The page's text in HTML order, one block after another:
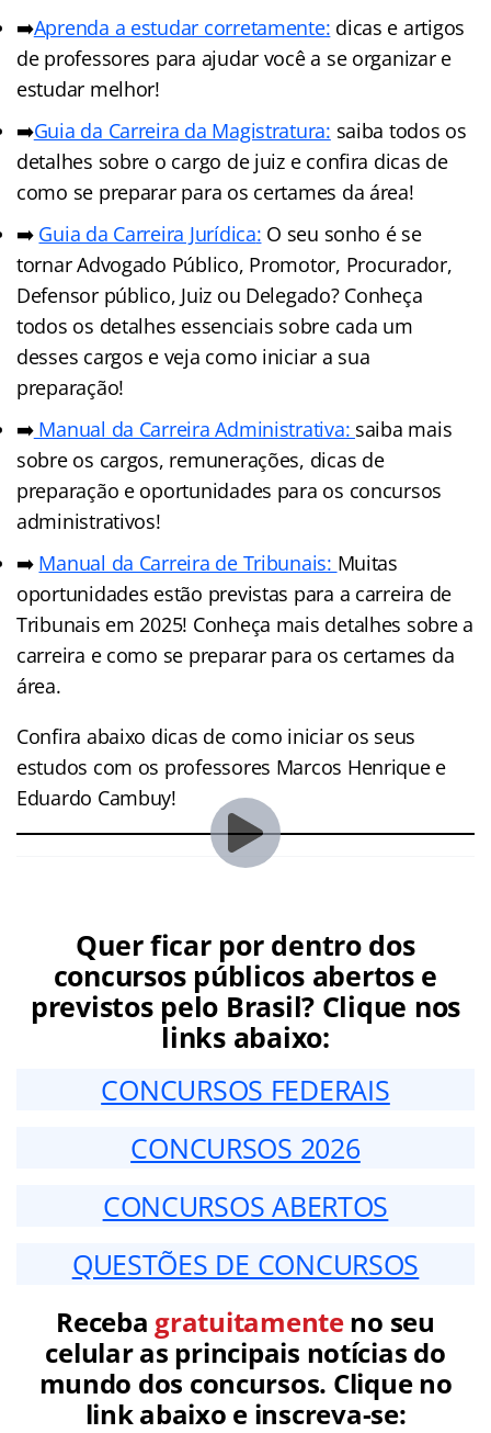
➡️Aprenda a estudar corretamente: dicas e artigos
de professores para ajudar você a se organizar e
estudar melhor!
➡️Guia da Carreira da Magistratura: saiba todos os
detalhes sobre o cargo de juiz e confira dicas de
como se preparar para os certames da área!
➡️ Guia da Carreira Jurídica: O seu sonho é se
tornar Advogado Público, Promotor, Procurador,
Defensor público, Juiz ou Delegado? Conheça
todos os detalhes essenciais sobre cada um
desses cargos e veja como iniciar a sua
preparação!
➡️Manual da Carreira Administrativa: saiba mais
sobre os cargos, remunerações, dicas de
preparação e oportunidades para os concursos
administrativos!
➡️ Manual da Carreira de Tribunais: Muitas
oportunidades estão previstas para a carreira de
Tribunais em 2025! Conheça mais detalhes sobre a
carreira e como se preparar para os certames da
área.
Confira abaixo dicas de como iniciar os seus
estudos com os professores Marcos Henrique e
Eduardo Cambuy!
Quer ficar por dentro dos
concursos públicos abertos e
previstos pelo Brasil? Clique nos
links abaixo:
CONCURSOS FEDERAIS
CONCURSOS 2026
CONCURSOS ABERTOS
QUESTÕES DE CONCURSOS
Receba gratuitamenteno seu
celular as principais notícias do
mundo dos concursos. Clique no
link abaixo e inscreva-se: